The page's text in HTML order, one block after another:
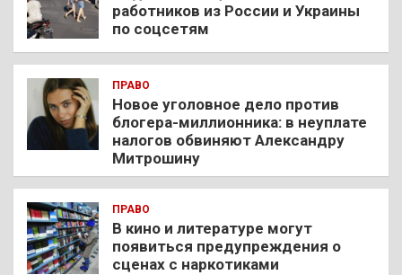
работников из России и Украины
по соцсетям
ПРАВО
Новое уголовное дело против
блогера-миллионника: в неуплате
налогов обвиняют Александру
Митрошину
ПРАВО
В кино и литературе могут
появиться предупреждения о
сценах с наркотиками